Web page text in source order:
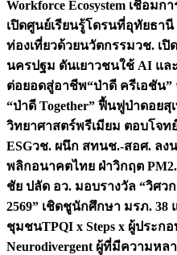
Workforce Ecosystem เชื่อม
เปิดศูนย์เรียนรู้โดรนที่อุทัยธา
ท่องเที่ยวด้วยนวัตกรรมวช. เปิ
นครปฐม ดันเยาวชนใช้ AI แล
ต่อยอดสู่อาชีพ“ป่าดี ครีเอชัน
“ป่าดี Together” ฟื้นฟูป่าดอยสุ
วิทยาศาสตร์พรีเมียม ตอบโจท
ESGวช. ผนึก สทนช.-สอศ. ลง
พลิกอนาคตไทย ฝ่าวิกฤต
ชัย ปลัด อว. มอบรางวัล “วิศ
2569” เชิดชูนักศึกษา มรภ.
ชุมชนTPQI x Steps x ผู้ประก
Neurodivergent ผู้ที่มีความห